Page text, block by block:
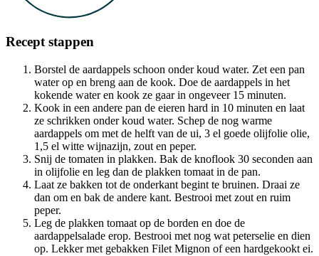
Recept stappen
Borstel de aardappels schoon onder koud water. Zet een pan
water op en breng aan de kook. Doe de aardappels in het
kokende water en kook ze gaar in ongeveer 15 minuten.
Kook in een andere pan de eieren hard in 10 minuten en laat
ze schrikken onder koud water. Schep de nog warme
aardappels om met de helft van de ui, 3 el goede olijfolie olie,
1,5 el witte wijnazijn, zout en peper.
Snij de tomaten in plakken. Bak de knoflook 30 seconden aan
in olijfolie en leg dan de plakken tomaat in de pan.
Laat ze bakken tot de onderkant begint te bruinen. Draai ze
dan om en bak de andere kant. Bestrooi met zout en ruim
peper.
Leg de plakken tomaat op de borden en doe de
aardappelsalade erop. Bestrooi met nog wat peterselie en dien
op. Lekker met gebakken Filet Mignon of een hardgekookt ei.